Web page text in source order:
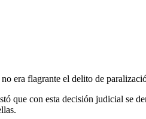
era flagrante el delito de
que con esta decisión judicial se